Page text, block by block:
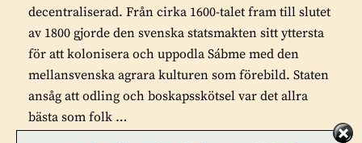
decentraliserad. Från cirka 1600-talet fram till slutet
av 1800 gjorde den svenska statsmakten sitt yttersta
för att kolonisera och uppodla Sábme med den
mellansvenska agrara kulturen som förebild. Staten
ansåg att odling och boskapsskötsel var det allra
bästa som folk …